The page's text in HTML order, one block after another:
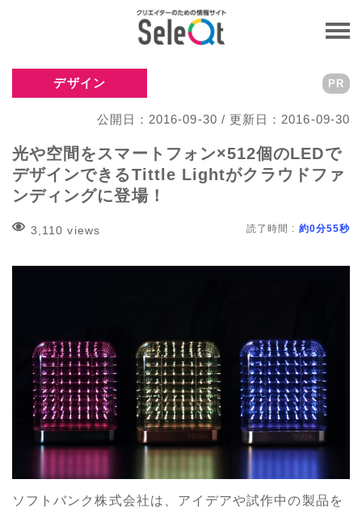
デザイン
公開日：2016-09-30 / 更新日：2016-09-30
PR
光や空間をスマートフォン×512個のLEDで
デザインできるTittle Lightがクラウドファ
ンディングに登場！
3,110 views 読了時間 : 約0分55秒
ソフトバンク株式会社は、アイデアや試作中の製品を